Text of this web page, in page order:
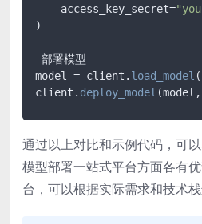
    access_key_secret=
)
部署模型
model = client. load_model (
client. deploy_model (model,
通过以上对比和示例代码，可
模型部署一站式平台方面各有
台，可以根据实际需求和技术栈